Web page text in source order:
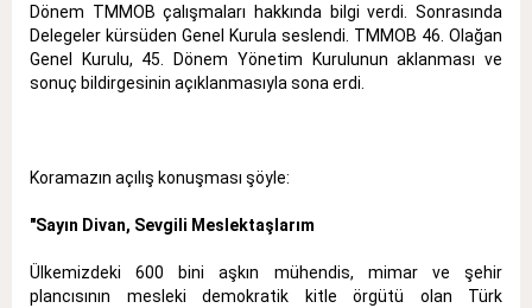
Dönem TMMOB çalışmaları hakkında bilgi verdi. Sonrasında
Delegeler kürsüden Genel Kurula seslendi. TMMOB 46. Olağan
Genel Kurulu, 45. Dönem Yönetim Kurulunun aklanması ve
sonuç bildirgesinin açıklanmasıyla sona erdi.
Koramazın açılış konuşması şöyle:
"Sayın Divan, Sevgili Meslektaşlarım
Ülkemizdeki 600 bini aşkın mühendis, mimar ve şehir
plancısının mesleki demokratik kitle örgütü olan Türk